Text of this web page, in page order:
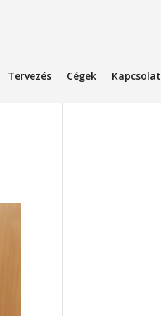
Tervezés Cégek Kapcsolat